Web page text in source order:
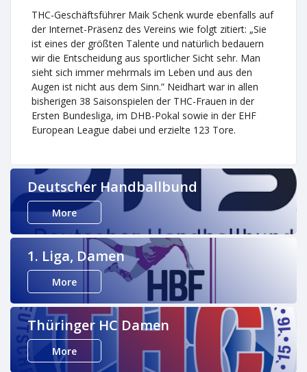
THC-Geschäftsführer Maik Schenk wurde ebenfalls auf
der Internet-Präsenz des Vereins wie folgt zitiert: „Sie
ist eines der größten Talente und natürlich bedauern
wir die Entscheidung aus sportlicher Sicht sehr. Man
sieht sich immer mehrmals im Leben und aus den
Augen ist nicht aus dem Sinn.” Neidhart war in allen
bisherigen 38 Saisonspielen der THC-Frauen in der
Ersten Bundesliga, im DHB-Pokal sowie in der EHF
European League dabei und erzielte 123 Tore.
Deutscher Handballbund
More
1. Liga, Damen
More
Thüringer HC Damen
More